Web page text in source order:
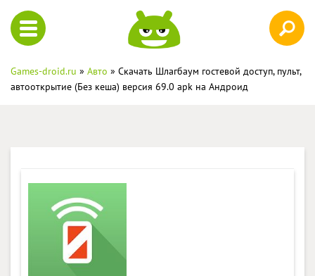
Games-droid.ru » Авто » Скачать Шлагбаум гостевой доступ, пульт,
автооткрытие (Без кеша) версия 69.0 apk на Андроид